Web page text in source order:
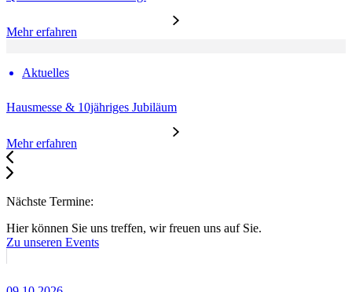
Mehr erfahren
Aktuelles
Hausmesse & 10jähriges Jubiläum
Mehr erfahren
Nächste Termine:
Hier können Sie uns treffen, wir freuen uns auf Sie.
Zu unseren Events